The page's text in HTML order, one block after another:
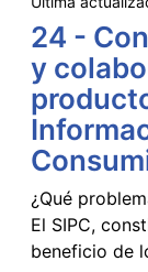
24 -
y
¿Qué
El SIPC,
beneficio de